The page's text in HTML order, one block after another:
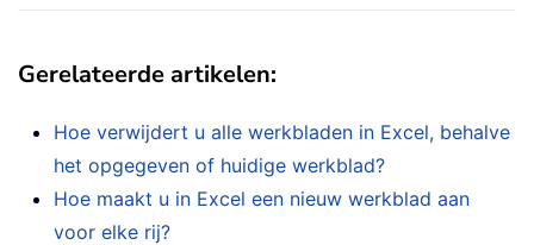
Gerelateerde artikelen:
Hoe verwijdert u alle werkbladen in Excel, behalve
het opgegeven of huidige werkblad?
Hoe maakt u in Excel een nieuw werkblad aan
voor elke rij?